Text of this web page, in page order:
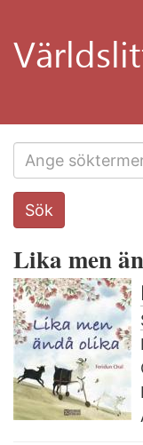
huvudinnehåll
Search
this
Sök
Lika men